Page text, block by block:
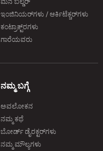
ಮನೆ ಬಿಲ್ಡರ್
ಇಂಜಿನಿಯರ್‌ಗಳು / ಆರ್ಕಿಟೆಕ್ಚರ್‌ಗಳು
ಕಂಟ್ರಾಕ್ಟ್‌ರಗಳು
ಗಾರೆಯವರು
ನಮ್ಮ ಬಗ್ಗೆ
ಅವಲೋಕನ
ನಮ್ಮ ಕಥೆ
ಬೋರ್ಡ್‌ ಡೈರಕ್ಟರ್‌ಗಳು
ನಮ್ಮ ಮೌಲ್ಯಗಳು